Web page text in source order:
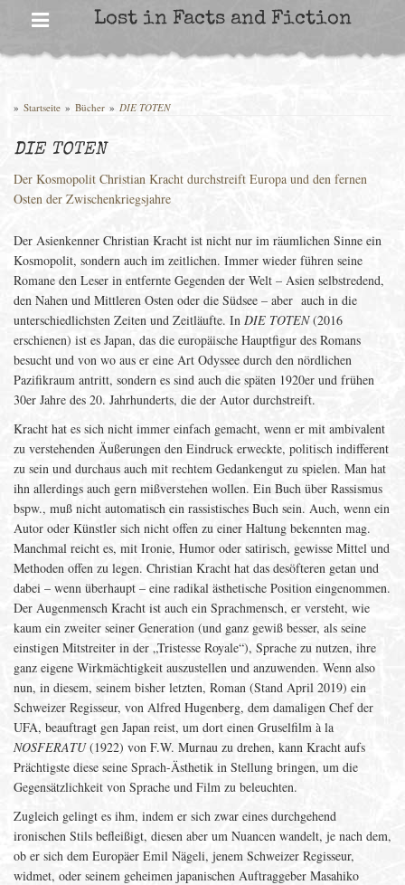
Lost in Facts and Fiction
» Startseite » Bücher » DIE TOTEN
DIE TOTEN
Der Kosmopolit Christian Kracht durchstreift Europa und den fernen
Osten der Zwischenkriegsjahre
Der Asienkenner Christian Kracht ist nicht nur im räumlichen Sinne ein
Kosmopolit, sondern auch im zeitlichen. Immer wieder führen seine
Romane den Leser in entfernte Gegenden der Welt – Asien selbstredend,
den Nahen und Mittleren Osten oder die Südsee – aber auch in die
unterschiedlichsten Zeiten und Zeitläufte. In DIE TOTEN(2016
erschienen) ist es Japan, das die europäische Hauptfigur des Romans
besucht und von wo aus er eine Art Odyssee durch den nördlichen
Pazifikraum antritt, sondern es sind auch die späten 1920er und frühen
30er Jahre des 20. Jahrhunderts, die der Autor durchstreift.
Kracht hat es sich nicht immer einfach gemacht, wenn er mit ambivalent
zu verstehenden Äußerungen den Eindruck erweckte, politisch indifferent
zu sein und durchaus auch mit rechtem Gedankengut zu spielen. Man hat
ihn allerdings auch gern mißverstehen wollen. Ein Buch über Rassismus
bspw., muß nicht automatisch ein rassistisches Buch sein. Auch, wenn ein
Autor oder Künstler sich nicht offen zu einer Haltung bekennten mag.
Manchmal reicht es, mit Ironie, Humor oder satirisch, gewisse Mittel und
Methoden offen zu legen. Christian Kracht hat das desöfteren getan und
dabei – wenn überhaupt – eine radikal ästhetische Position eingenommen.
Der Augenmensch Kracht ist auch ein Sprachmensch, er versteht, wie
kaum ein zweiter seiner Generation (und ganz gewiß besser, als seine
einstigen Mitstreiter in der „Tristesse Royale“), Sprache zu nutzen, ihre
ganz eigene Wirkmächtigkeit auszustellen und anzuwenden. Wenn also
nun, in diesem, seinem bisher letzten, Roman (Stand April 2019) ein
Schweizer Regisseur, von Alfred Hugenberg, dem damaligen Chef der
UFA, beauftragt gen Japan reist, um dort einen Gruselfilm à la
NOSFERATU(1922) von F.W. Murnau zu drehen, kann Kracht aufs
Prächtigste diese seine Sprach-Ästhetik in Stellung bringen, um die
Gegensätzlichkeit von Sprache und Film zu beleuchten.
Zugleich gelingt es ihm, indem er sich zwar eines durchgehend
ironischen Stils befleißigt, diesen aber um Nuancen wandelt, je nach dem,
ob er sich dem Europäer Emil Nägeli, jenem Schweizer Regisseur,
widmet, oder seinem geheimen japanischen Auftraggeber Masahiko